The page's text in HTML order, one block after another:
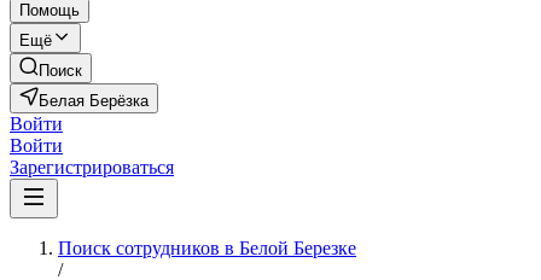
Помощь
Ещё
Поиск
Белая Берёзка
Войти
Войти
Зарегистрироваться
Поиск сотрудников в Белой Березке
/